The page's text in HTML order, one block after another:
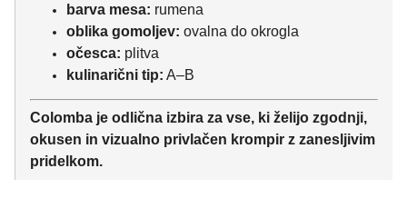
barva mesa: rumena
oblika gomoljev: ovalna do okrogla
očesca: plitva
kulinarični tip: A–B
Colomba je odlična izbira za vse, ki želijo zgodnji,
okusen in vizualno privlačen krompir z zanesljivim
pridelkom.